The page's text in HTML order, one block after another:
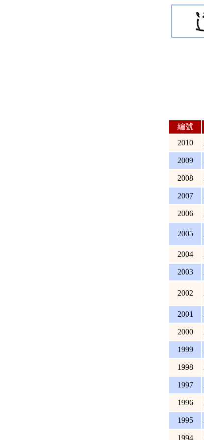
編號
2010
2009
2008
2007
2006
2005
2004
2003
2002
2001
2000
1999
1998
1997
1996
1995
1994